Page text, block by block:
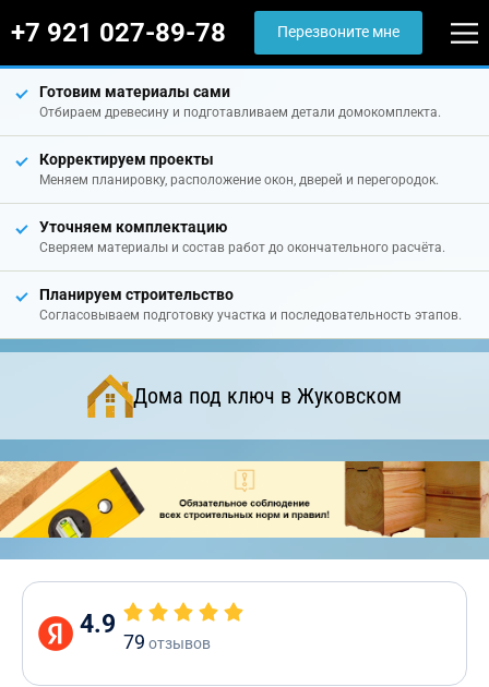
+7 921 027-89-78 Перезвоните мне
Готовим материалы сами
Отбираем древесину и подготавливаем детали домокомплекта.
Корректируем проекты
Меняем планировку, расположение окон, дверей и перегородок.
Уточняем комплектацию
Сверяем материалы и состав работ до окончательного расчёта.
Планируем строительство
Согласовываем подготовку участка и последовательность этапов.
Дома под ключ в Жуковском
4.9
79 отзывов